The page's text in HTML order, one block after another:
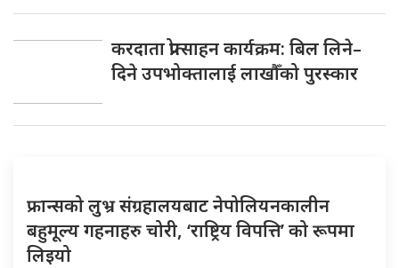
करदाता प्रोत्साहन कार्यक्रम: बिल लिने–
दिने उपभोक्तालाई लाखौँको पुरस्कार
फ्रान्सको लुभ्र संग्रहालयबाट नेपोलियनकालीन
बहुमूल्य गहनाहरु चोरी, ‘राष्ट्रिय विपत्ति’ को रूपमा
लिइयो